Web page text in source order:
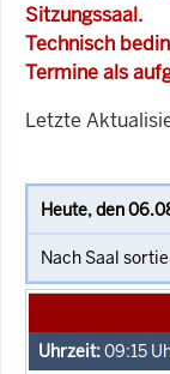
Sitzungssaal.
Technisch
Termine als
Letzte
09:15